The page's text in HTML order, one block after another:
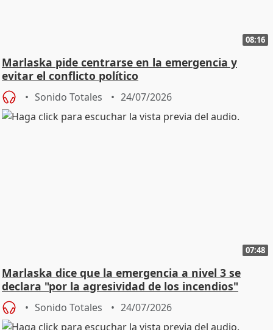
08:16
Marlaska pide centrarse en la emergencia y
evitar el conflicto político
Sonido Totales 24/07/2026
07:48
Marlaska dice que la emergencia a nivel 3 se
declara "por la agresividad de los incendios"
Sonido Totales 24/07/2026